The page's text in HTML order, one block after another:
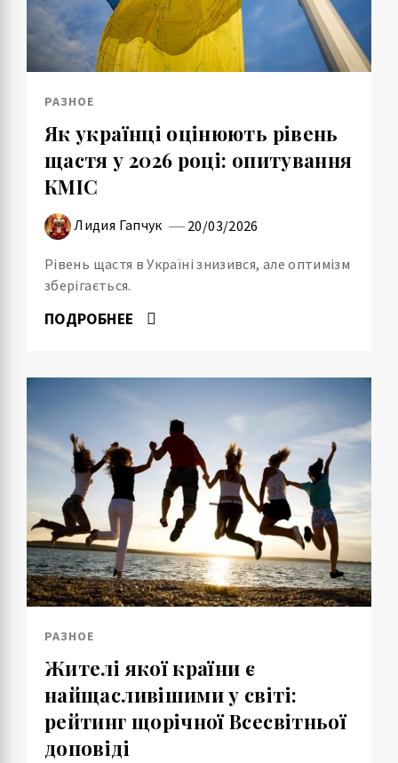
РАЗНОЕ
Як українці оцінюють рівень
щастя у 2026 році: опитування
КМІС
Лидия Гапчук 20/03/2026
Рівень щастя в Україні знизився, але оптимізм
зберігається.
ПОДРОБНЕЕ
РАЗНОЕ
Жителі якої країни є
найщасливішими у світі:
рейтинг щорічної Всесвітньої
доповіді